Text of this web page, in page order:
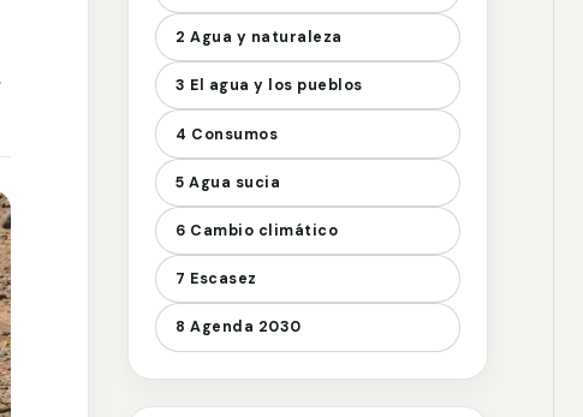
2 Agua y naturaleza
3 El agua y los pueblos
4 Consumos
5 Agua sucia
6 Cambio climático
7 Escasez
8 Agenda 2030